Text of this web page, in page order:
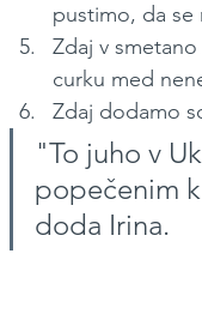
pustimo, da se
Zdaj v
curku med
Zdaj dodamo
"To juho v
popečenim
doda Irina.